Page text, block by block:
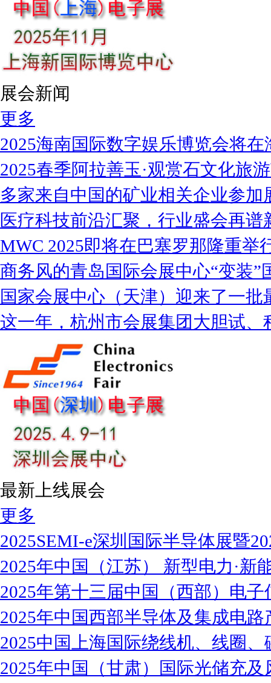
展会新闻
更多
2025海南国际数字娱乐博览会将在
2025春季阿拉善玉·观赏石文化旅
多家来自中国的矿业相关企业参加
医疗科技前沿汇聚，行业盛会再谱
MWC 2025即将在巴塞罗那隆重举
商务风的青岛国际会展中心“变装”
国家会展中心（天津）迎来了一批
这一年，杭州市会展集团大胆试、
最新上线展会
更多
2025SEMI-e深圳国际半导体展暨
2025年中国（江苏） 新型电力·新
2025年第十三届中国（西部）电子
2025年中国西部半导体及集成电路
2025中国上海国际绕线机、线圈、
2025年中国（甘肃）国际光储充及